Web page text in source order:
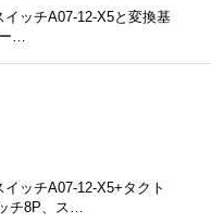
ッチA07-12-X5と変換基
ー…
ッチA07-12-X5+タクト
チ8P、ス…